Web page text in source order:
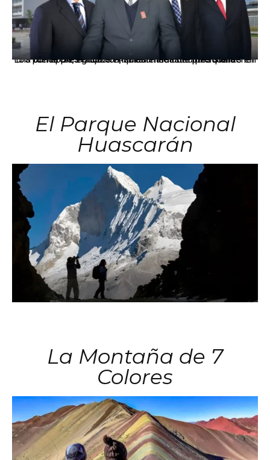
Los principales grupos empresariales del país mantienen una fuerte presencia en Áncash mediante inversiones en comercio, educación, salud e industria pesquera.
El Parque Nacional
Huascarán
La Montaña de 7
Colores